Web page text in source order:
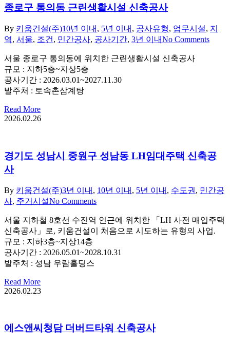
종로구 통의동 근린생활시설 신축공사
By 키움건설(주)10년 이내 , 5년 이내 , 공사유형, 업무시설, 지
역, 서울, 조건 , 민간공사, 공사기간, 3년 이내No Comments
서울 종로구 통의동에 위치한 근린생활시설 신축공사
규모 : 지하5층~지상5층
공사기간 : 2026.03.01~2027.11.30
발주처 : 토속촌삼계탕
Read More
2026.02.26
경기도 성남시 중원구 성남동 LH임대주택 신축공
사
By 키움건설(주)3년 이내 , 10년 이내 , 5년 이내 , 수도권 , 민간공
사, 주거시설No Comments
서울 지하철 8호선 수진역 인근에 위치한 「LH 사전 매입주택
신축공사」로, 키움건설이 처음으로 시도하는 유형의 사업.
규모 : 지하3층~지상14층
공사기간 : 2026.05.01~2028.10.31
발주처 : 성남 우람홀딩스
Read More
2026.02.23
에스앤씨청담 더버드타워 신축공사